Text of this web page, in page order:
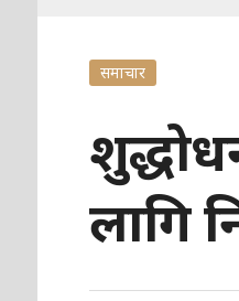
समाचार
लागि